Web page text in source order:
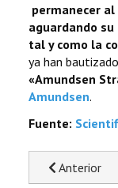
permanecer
aguardando
tal y como la
ya han
«Amundsen
Amundsen.
Fuente:
Previous
Anterior